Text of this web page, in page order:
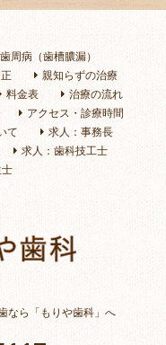
歯周病（歯槽膿漏）
親知らずの治療
料金表
治療の流れ
アクセス・診療時間
て
求人：事務長
求人：歯科技工士
なら「もりや歯科」へ